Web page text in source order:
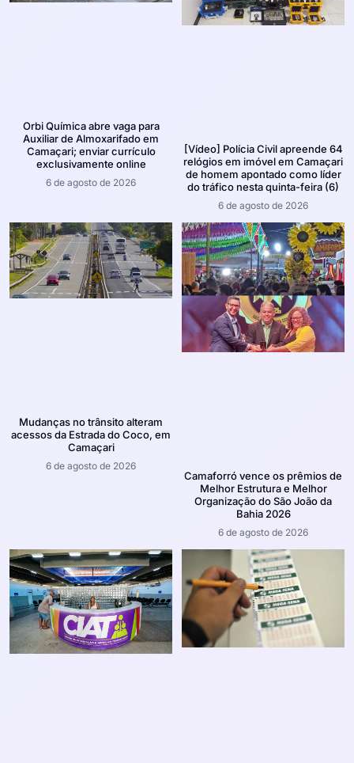
Orbi Química abre vaga para
Auxiliar de Almoxarifado em
Camaçari; enviar currículo
exclusivamente online
6 de agosto de 2026
[Vídeo] Polícia Civil apreende 64
relógios em imóvel em Camaçari
de homem apontado como líder
do tráfico nesta quinta-feira (6)
6 de agosto de 2026
Mudanças no trânsito alteram
acessos da Estrada do Coco, em
Camaçari
6 de agosto de 2026
Camaforró vence os prêmios de
Melhor Estrutura e Melhor
Organização do São João da
Bahia 2026
6 de agosto de 2026